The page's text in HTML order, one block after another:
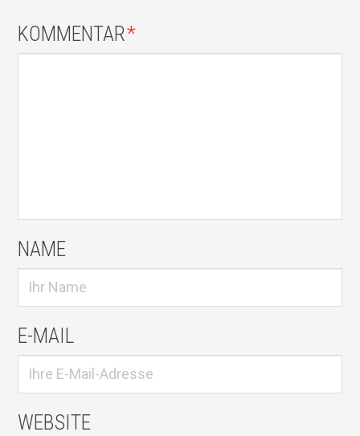
KOMMENTAR*
NAME
E-MAIL
WEBSITE